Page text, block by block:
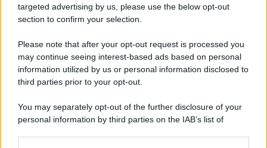
targeted advertising by us, please use the below opt-out
section to confirm your selection.
Please note that after your opt-out request is processed you
may continue seeing interest-based ads based on personal
information utilized by us or personal information disclosed to
third parties prior to your opt-out.
You may separately opt-out of the further disclosure of your
personal information by third parties on the IAB’s list of
LEGGI GRATIS IL NOSTRO EBOOK
Categorie